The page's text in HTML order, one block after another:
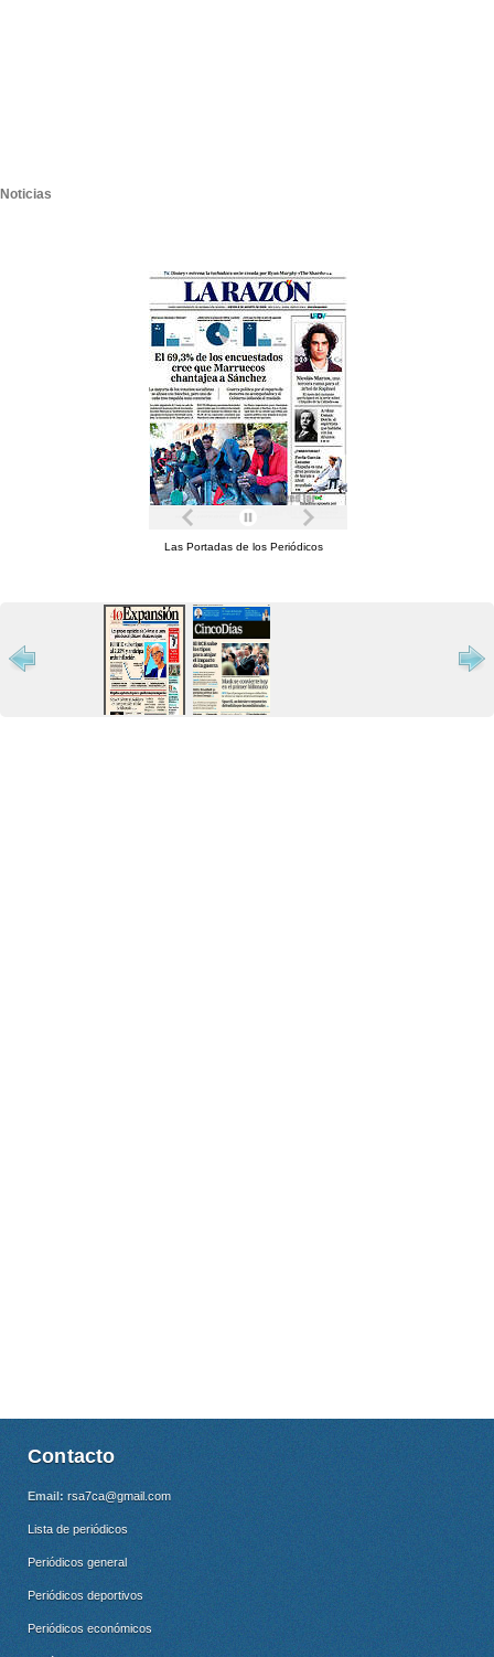
Noticias
Las Portadas de los Periódicos
Contacto
Email: rsa7ca@gmail.com
Lista de periódicos
Periódicos general
Periódicos deportivos
Periódicos económicos